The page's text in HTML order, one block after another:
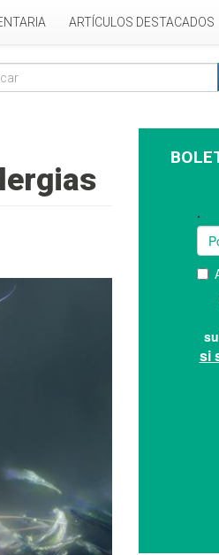
ARTÍCULOS DESTACADOS
de